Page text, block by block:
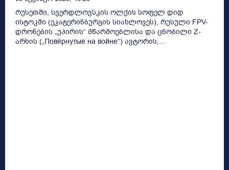
რუსეთში, სვერდლოვსკის ოლქის სოფელ დიდ
ისტოკში (ეკატერინბურგის სიახლოვეს), რუსული FPV-
დრონების „უპირის“ მწარმოებლისა და ცნობილი Z-
არხის („Повёрнутые на войне“) ავტორის,...